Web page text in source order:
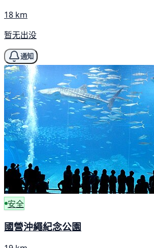
18 km
暂无出没
通知
安全
國營沖繩紀念公園